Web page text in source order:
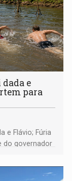
e
para
e Flávio; Fúria
do governador
evento em